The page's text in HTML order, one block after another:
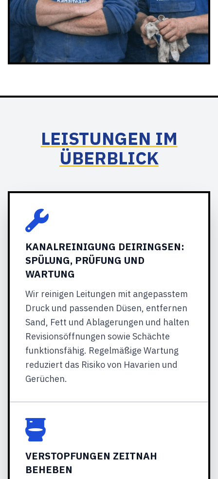
LEISTUNGEN IM
ÜBERBLICK
KANALREINIGUNG DEIRINGSEN:
SPÜLUNG, PRÜFUNG UND
WARTUNG
Wir reinigen Leitungen mit angepasstem
Druck und passenden Düsen, entfernen
Sand, Fett und Ablagerungen und halten
Revisionsöffnungen sowie Schächte
funktionsfähig. Regelmäßige Wartung
reduziert das Risiko von Havarien und
Gerüchen.
VERSTOPFUNGEN ZEITNAH
BEHEBEN